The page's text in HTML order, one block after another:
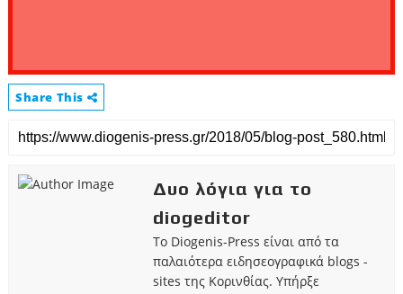
Share This
Δυο λόγια για το
diogeditor
Το Diogenis-Press είναι από τα
παλαιότερα ειδησεογραφικά blogs -
sites της Κορινθίας. Υπήρξε